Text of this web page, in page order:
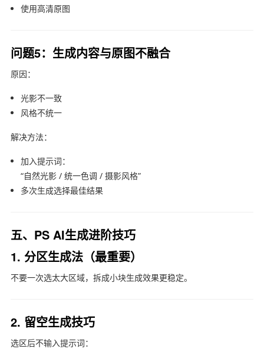
使用高清原图
问题5：生成内容与原图不融合
原因：
光影不一致
风格不统一
解决方法：
加入提示词：
“自然光影 / 统一色调 / 摄影风格”
多次生成选择最佳结果
五、PS AI生成进阶技巧
1. 分区生成法（最重要）
不要一次选太大区域，拆成小块生成效果更稳定。
2. 留空生成技巧
选区后不输入提示词：